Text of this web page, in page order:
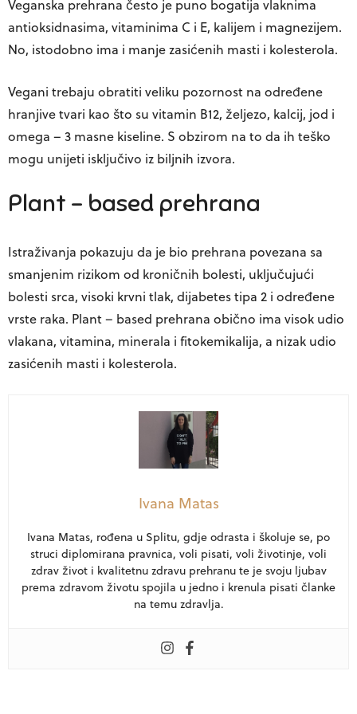
Veganska prehrana često je puno bogatija vlaknima
antioksidnasima, vitaminima C i E, kalijem i magnezijem.
No, istodobno ima i manje zasićenih masti i kolesterola.
Vegani trebaju obratiti veliku pozornost na određene
hranjive tvari kao što su vitamin B12, željezo, kalcij, jod i
omega – 3 masne kiseline. S obzirom na to da ih teško
mogu unijeti isključivo iz biljnih izvora.
Plant – based prehrana
Istraživanja pokazuju da je bio prehrana povezana sa
smanjenim rizikom od kroničnih bolesti, uključujući
bolesti srca, visoki krvni tlak, dijabetes tipa 2 i određene
vrste raka. Plant – based prehrana obično ima visok udio
vlakana, vitamina, minerala i fitokemikalija, a nizak udio
zasićenih masti i kolesterola.
Ivana Matas
Ivana Matas, rođena u Splitu, gdje odrasta i školuje se, po
struci diplomirana pravnica, voli pisati, voli životinje, voli
zdrav život i kvalitetnu zdravu prehranu te je svoju ljubav
prema zdravom životu spojila u jedno i krenula pisati članke
na temu zdravlja.